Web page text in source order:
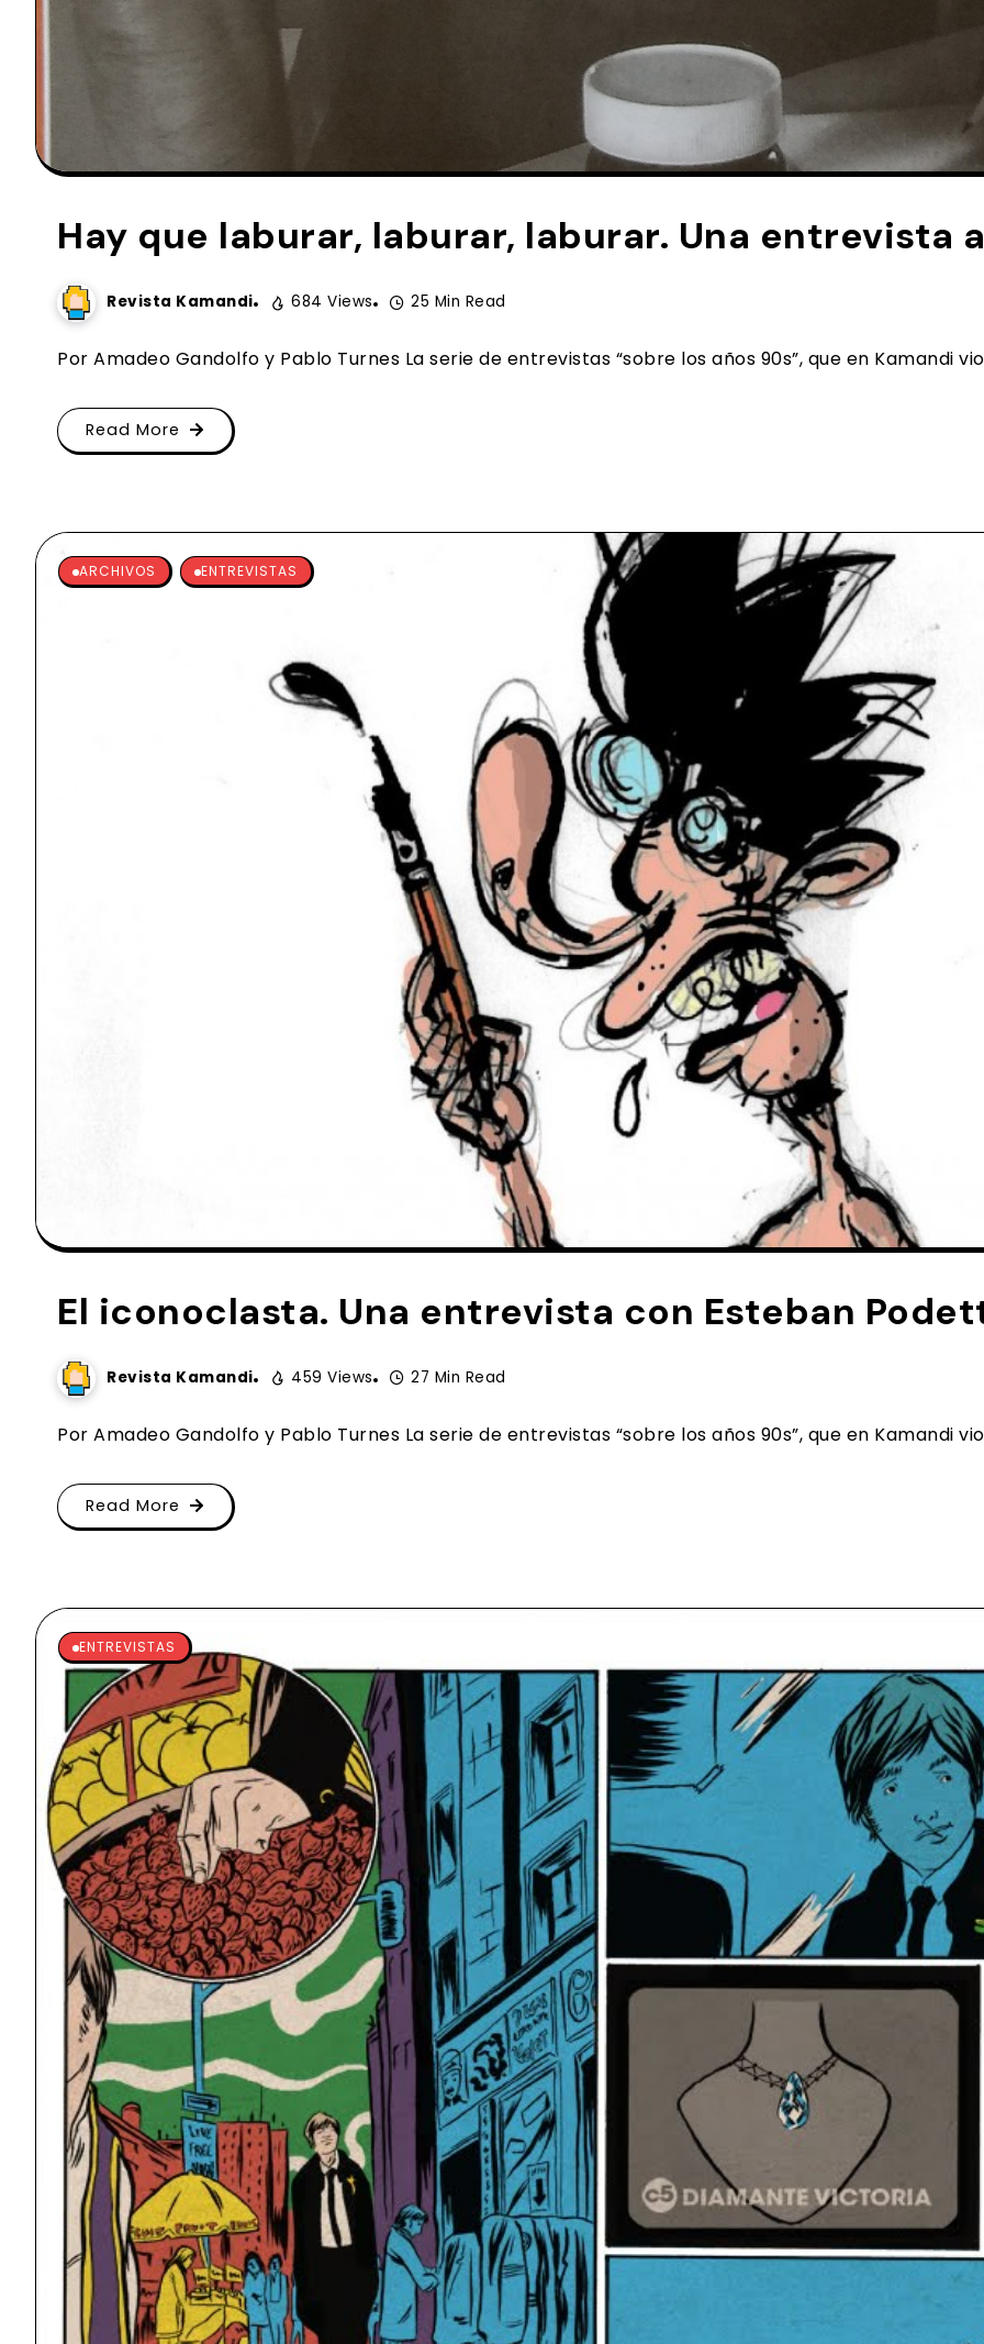
Hay que laburar, laburar, laburar. Una entrevista
Revista Kamandi 684 Views 25 Min Read
Por Amadeo Gandolfo y Pablo Turnes La serie de entrevistas “sobre los años 90s”, que en Kamandi
Read More
ARCHIVOS ENTREVISTAS
El iconoclasta. Una entrevista con Esteban
Revista Kamandi 459 Views 27 Min Read
Por Amadeo Gandolfo y Pablo Turnes La serie de entrevistas “sobre los años 90s”, que en Kamandi
Read More
ENTREVISTAS